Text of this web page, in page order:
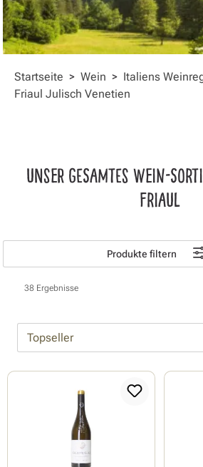
Startseite > Wein > Italiens
Friaul Julisch Venetien
UNSER GESAMTES WEIN-
FRIAUL
Produkte filtern
38 Ergebnisse